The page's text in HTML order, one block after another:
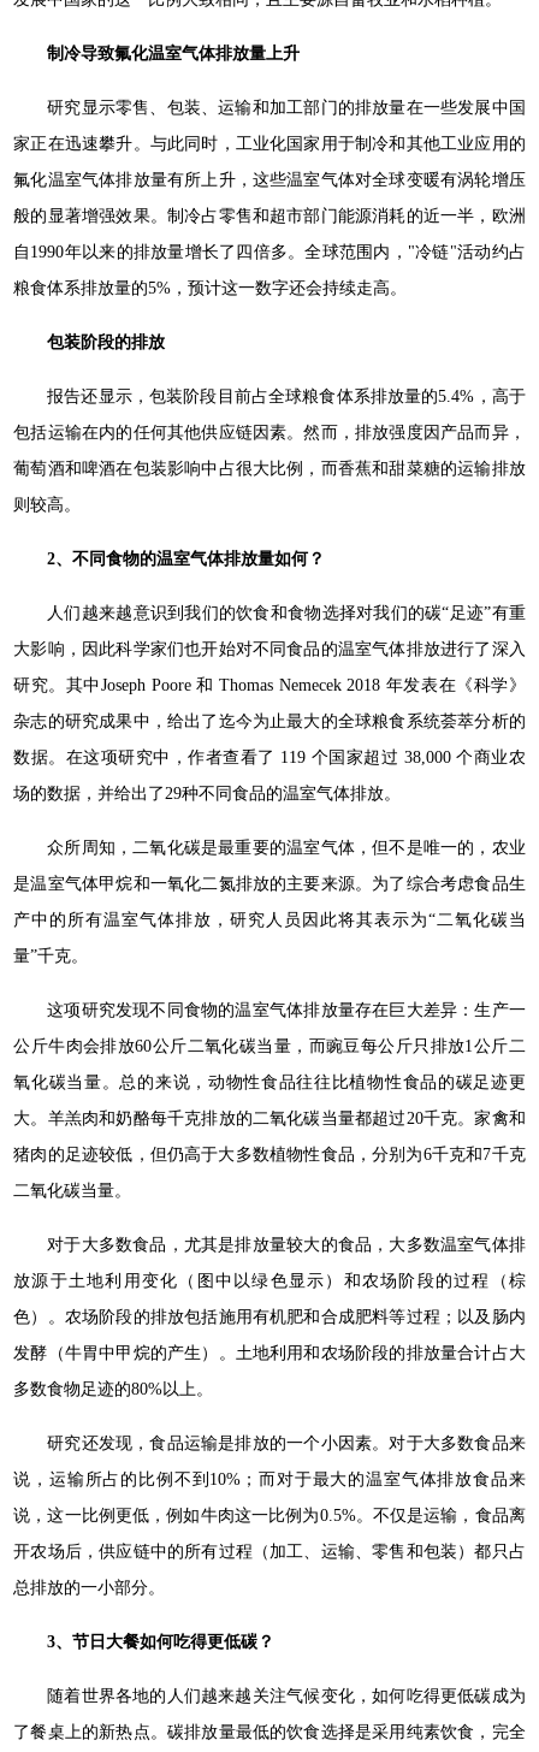
制冷导致氟化温室气体排放量上升
研究显示零售、包装、运输和加工部门的排放量在一些发展中国
家正在迅速攀升。与此同时，工业化国家用于制冷和其他工业应用的
氟化温室气体排放量有所上升，这些温室气体对全球变暖有涡轮增压
般的显著增强效果。制冷占零售和超市部门能源消耗的近一半，欧洲
自1990年以来的排放量增长了四倍多。全球范围内，"冷链"活动约占
粮食体系排放量的5%，预计这一数字还会持续走高。
包装阶段的排放
报告还显示，包装阶段目前占全球粮食体系排放量的5.4%，高于
包括运输在内的任何其他供应链因素。然而，排放强度因产品而异，
葡萄酒和啤酒在包装影响中占很大比例，而香蕉和甜菜糖的运输排放
则较高。
2、不同食物的温室气体排放量如何？
人们越来越意识到我们的饮食和食物选择对我们的碳“足迹”有重
大影响，因此科学家们也开始对不同食品的温室气体排放进行了深入
研究。其中Joseph Poore 和 Thomas Nemecek 2018 年发表在《科学》
杂志的研究成果中，给出了迄今为止最大的全球粮食系统荟萃分析的
数据。在这项研究中，作者查看了 119 个国家超过 38,000 个商业农
场的数据，并给出了29种不同食品的温室气体排放。
众所周知，二氧化碳是最重要的温室气体，但不是唯一的，农业
是温室气体甲烷和一氧化二氮排放的主要来源。为了综合考虑食品生
产中的所有温室气体排放，研究人员因此将其表示为“二氧化碳当
量”千克。
这项研究发现不同食物的温室气体排放量存在巨大差异：生产一
公斤牛肉会排放60公斤二氧化碳当量，而豌豆每公斤只排放1公斤二
氧化碳当量。总的来说，动物性食品往往比植物性食品的碳足迹更
大。羊羔肉和奶酪每千克排放的二氧化碳当量都超过20千克。家禽和
猪肉的足迹较低，但仍高于大多数植物性食品，分别为6千克和7千克
二氧化碳当量。
对于大多数食品，尤其是排放量较大的食品，大多数温室气体排
放源于土地利用变化（图中以绿色显示）和农场阶段的过程（棕
色）。农场阶段的排放包括施用有机肥和合成肥料等过程；以及肠内
发酵（牛胃中甲烷的产生）。土地利用和农场阶段的排放量合计占大
多数食物足迹的80%以上。
研究还发现，食品运输是排放的一个小因素。对于大多数食品来
说，运输所占的比例不到10%；而对于最大的温室气体排放食品来
说，这一比例更低，例如牛肉这一比例为0.5%。不仅是运输，食品离
开农场后，供应链中的所有过程（加工、运输、零售和包装）都只占
总排放的一小部分。
3、节日大餐如何吃得更低碳？
随着世界各地的人们越来越关注气候变化，如何吃得更低碳成为
了餐桌上的新热点。碳排放量最低的饮食选择是采用纯素饮食，完全